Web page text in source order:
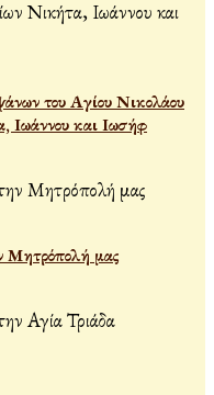
του Αγίου Νικολάου
και Ιωσήφ
Μητρόπολή μας